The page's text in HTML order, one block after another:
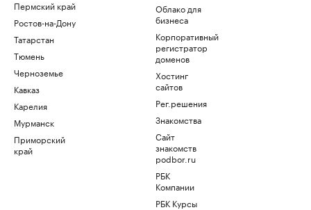
Пермский край
Ростов-на-Дону
Татарстан
Тюмень
Черноземье
Кавказ
Карелия
Мурманск
Приморский
край
Облако для
бизнеса
Корпоративный
регистратор
доменов
Хостинг
сайтов
Рег.решения
Знакомства
Сайт
знакомств
podbor.ru
РБК
Компании
РБК Курсы